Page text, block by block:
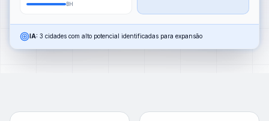
BH
IA: 3 cidades com alto potencial identificadas para expansão